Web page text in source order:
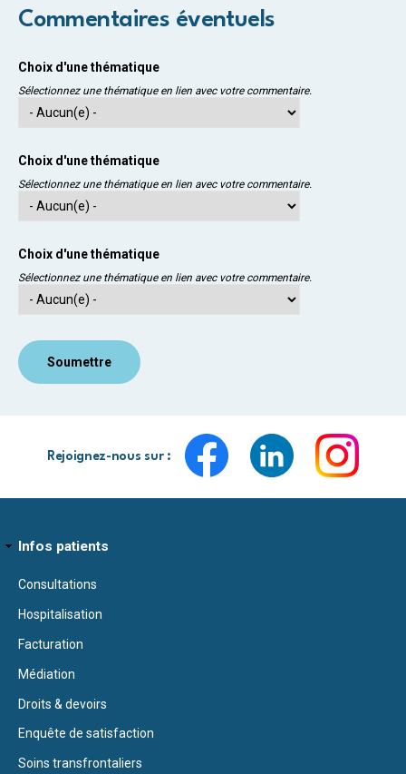
Commentaires éventuels
Choix d'une thématique
Sélectionnez une thématique en lien avec votre commentaire.
Choix d'une thématique
Sélectionnez une thématique en lien avec votre commentaire.
Choix d'une thématique
Sélectionnez une thématique en lien avec votre commentaire.
Rejoignez-nous sur :
Infos patients
Consultations
Hospitalisation
Facturation
Médiation
Droits & devoirs
Enquête de satisfaction
Soins transfrontaliers